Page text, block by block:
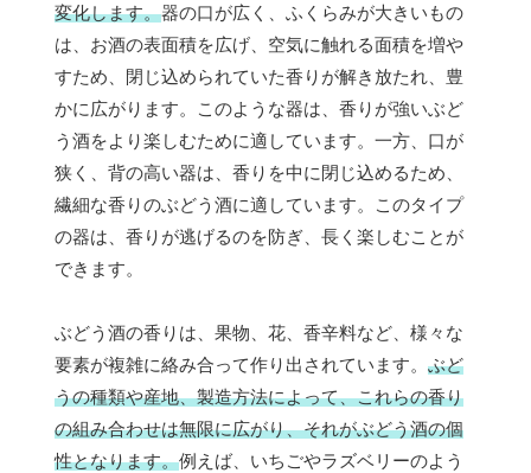
変化します。器の口が広く、ふくらみが大きいもの
は、お酒の表面積を広げ、空気に触れる面積を増や
すため、閉じ込められていた香りが解き放たれ、豊
かに広がります。このような器は、香りが強いぶど
う酒をより楽しむために適しています。一方、口が
狭く、背の高い器は、香りを中に閉じ込めるため、
繊細な香りのぶどう酒に適しています。このタイプ
の器は、香りが逃げるのを防ぎ、長く楽しむことが
できます。
ぶどう酒の香りは、果物、花、香辛料など、様々な
要素が複雑に絡み合って作り出されています。 ぶど
うの種類や産地、製造方法によって、これらの香り
の組み合わせは無限に広がり、それがぶどう酒の個
性となります。例えば、いちごやラズベリーのよう